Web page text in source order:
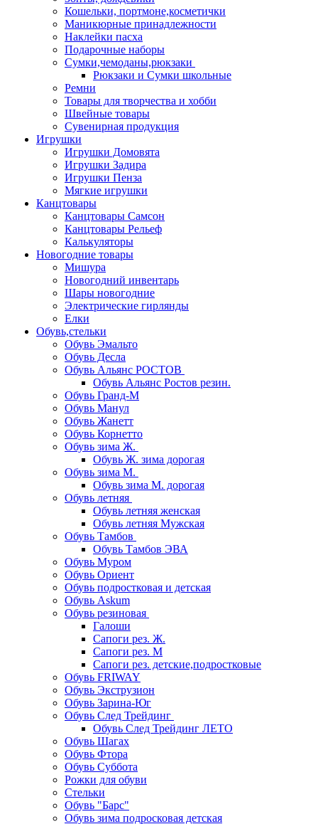
Кошельки, портмоне,косметички
Маникюрные принадлежности
Наклейки пасха
Подарочные наборы
Сумки,чемоданы,рюкзаки
Рюкзаки и Сумки школьные
Ремни
Товары для творчества и хобби
Швейные товары
Сувенирная продукция
Игрушки
Игрушки Домовята
Игрушки Задира
Игрушки Пенза
Мягкие игрушки
Канцтовары
Канцтовары Самсон
Канцтовары Рельеф
Калькуляторы
Новогодние товары
Мишура
Новогодний инвентарь
Шары новогодние
Электрические гирлянды
Елки
Обувь,стельки
Обувь Эмальто
Обувь Десла
Обувь Альянс РОСТОВ
Обувь Альянс Ростов резин.
Обувь Гранд-М
Обувь Манул
Обувь Жанетт
Обувь Корнетто
Обувь зима Ж.
Обувь Ж. зима дорогая
Обувь зима М.
Обувь зима М. дорогая
Обувь летняя
Обувь летняя женская
Обувь летняя Мужская
Обувь Тамбов
Обувь Тамбов ЭВА
Обувь Муром
Обувь Ориент
Обувь подростковая и детская
Обувь Askum
Обувь резиновая
Галоши
Сапоги рез. Ж.
Сапоги рез. М
Сапоги рез. детские,подростковые
Обувь FRIWAY
Обувь Экструзион
Обувь Зарина-Юг
Обувь След Трейдинг
Обувь След Трейдинг ЛЕТО
Обувь Шагах
Обувь Фтора
Обувь Суббота
Рожки для обуви
Стельки
Обувь "Барс"
Обувь зима подросковая детская